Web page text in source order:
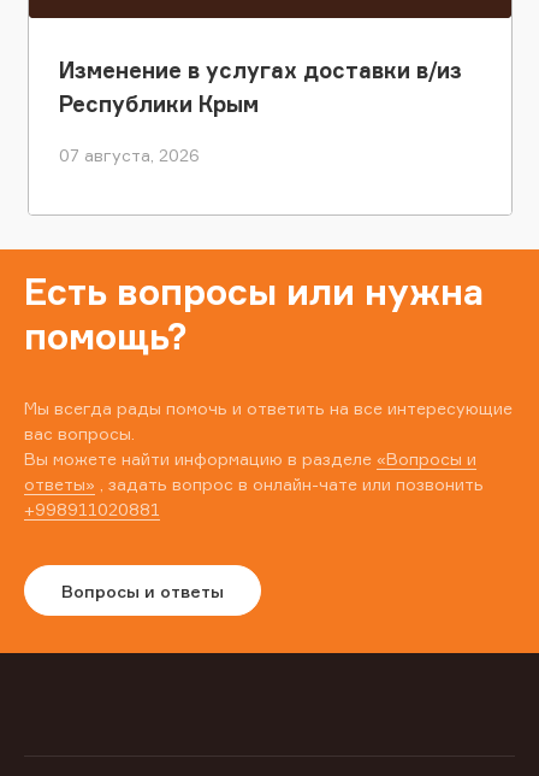
Изменение в услугах доставки в/из
Республики Крым
07 августа, 2026
Есть вопросы или нужна
помощь?
Мы всегда рады помочь и ответить на все интересующие
вас вопросы.
Вы можете найти информацию в разделе «Вопросы и
ответы» , задать вопрос в онлайн-чате или позвонить
+998911020881
Вопросы и ответы